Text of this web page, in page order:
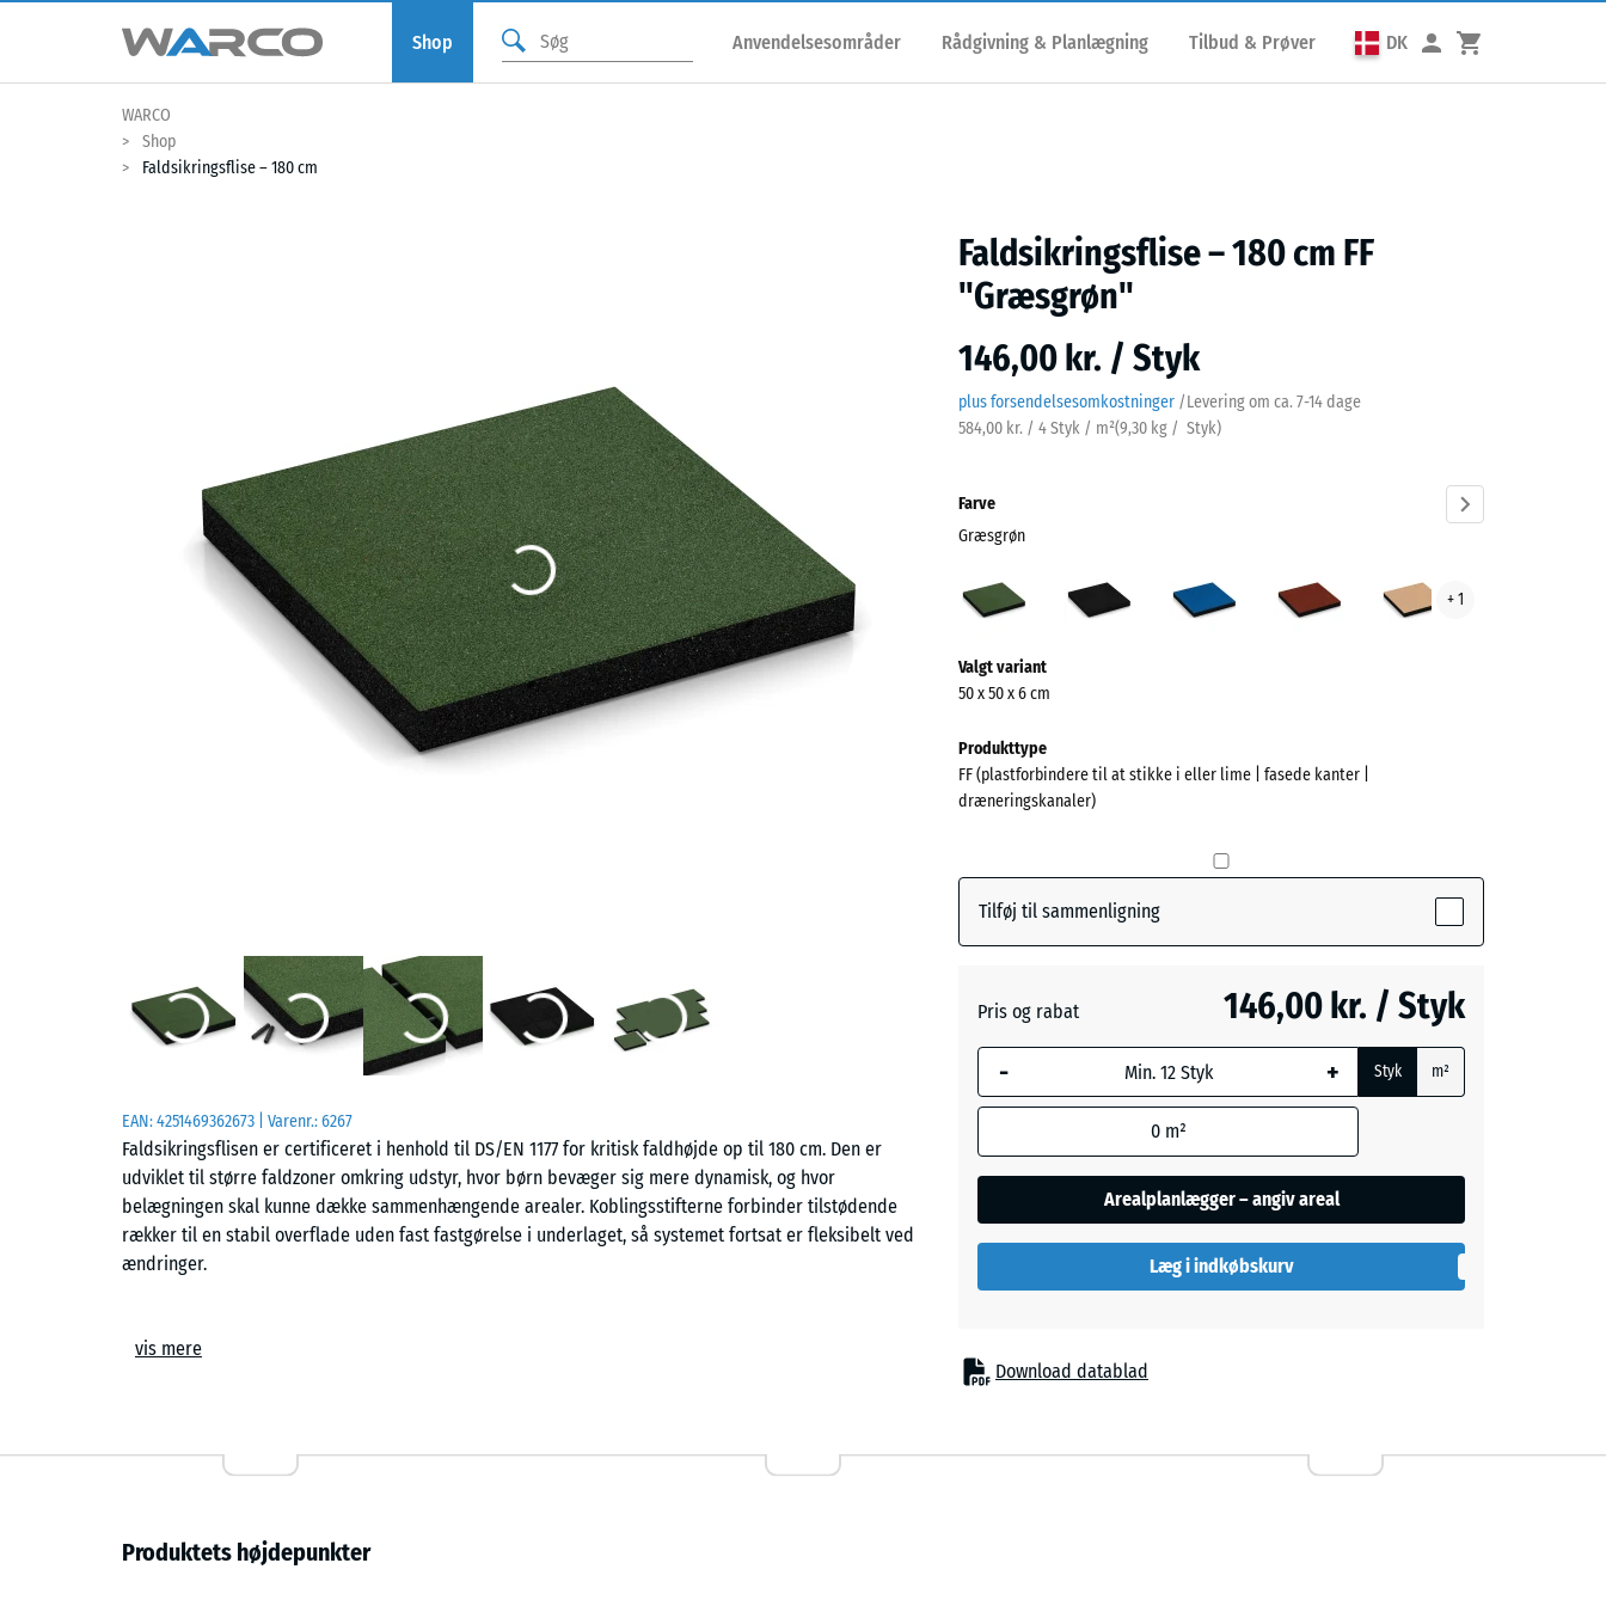
Shop Anvendelsesområder Rådgivning & Planlægning Tilbud & Prøver DK
WARCO
Shop
Faldsikringsflise – 180 cm
Faldsikringsflise – 180 cm FF
"Græsgrøn"
146,00 kr. / Styk
plus forsendelsesomkostninger /Levering om ca. 7-14 dage
584,00 kr. / 4 Styk / m²(9,30 kg / Styk)
EAN:4251469362673 | Varenr.:6267
Faldsikringsflisen er certificeret i henhold til DS/EN 1177 for kritisk faldhøjde op til 180 cm. Den er
udviklet til større faldzoner omkring udstyr, hvor børn bevæger sig mere dynamisk, og hvor
belægningen skal kunne dække sammenhængende arealer. Koblingsstifterne forbinder tilstødende
rækker til en stabil overflade uden fast fastgørelse i underlaget, så systemet fortsat er fleksibelt ved
ændringer.
projektering og senere tilpasning af arealet.
Flisen er opbygget af PU-bundet ELT-gummigranulat i to lag. Et finere, komprimeret slitlag på oversiden
vis mere
Farve
Græsgrøn
(active)
Himmelblå Murstenrød
+ 1
information
om
farverne?
Vis
farvepalette
Antracit - 11,00 kr.
- 9,00 kr.
+ 16,00 kr.
Valgt variant
50 x 50 x 6 cm
Produkttype
FF (plastforbindere til at stikke i eller lime | fasede kanter |
dræneringskanaler)
Tilføj til sammenligning
Pris og rabat 146,00 kr. / Styk
- + Styk m²
0 m²
Arealplanlægger – angiv areal
Læg i indkøbskurv
Download datablad
Produktets højdepunkter